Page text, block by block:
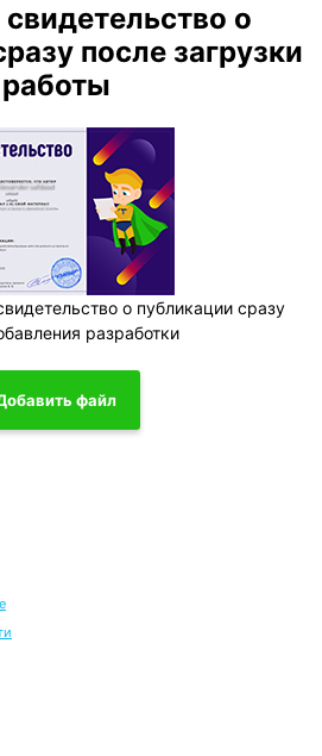
о
после загрузки
работы
о публикации сразу
разработки
файл